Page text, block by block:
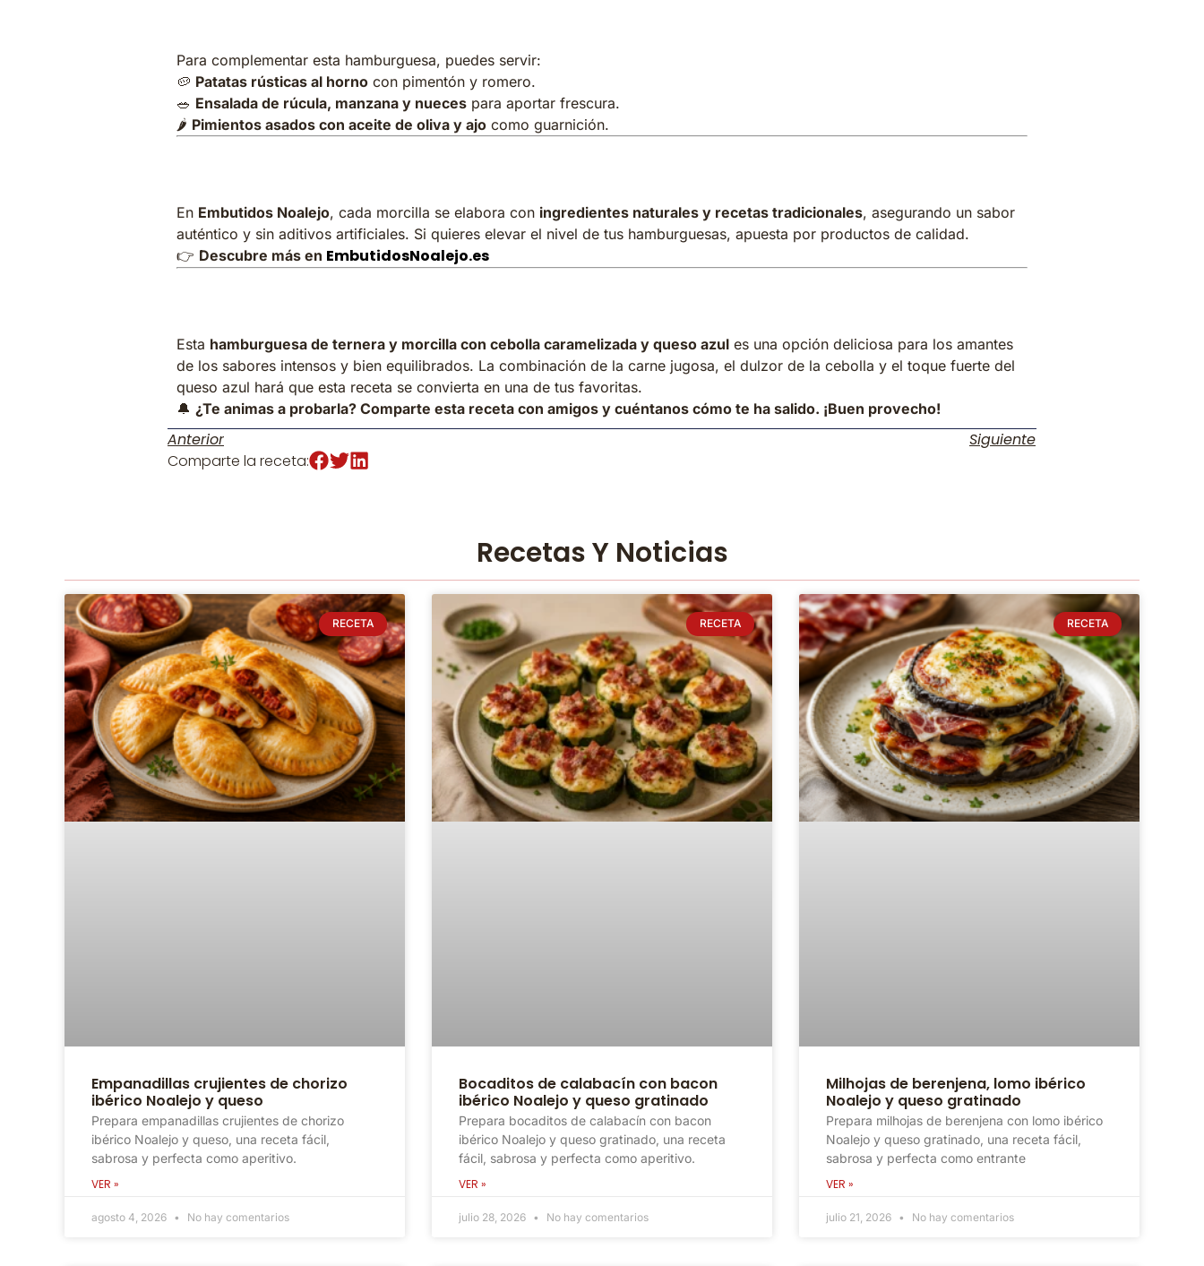
Para complementar esta hamburguesa, puedes servir:
🥔 Patatas rústicas al horno con pimentón y romero.
🥗 Ensalada de rúcula, manzana y nueces para aportar frescura.
🌶 Pimientos asados con aceite de oliva y ajo como guarnición.
En Embutidos Noalejo, cada morcilla se elabora con ingredientes naturales y recetas tradicionales, asegurando un sabor
auténtico y sin aditivos artificiales. Si quieres elevar el nivel de tus hamburguesas, apuesta por productos de calidad.
👉 Descubre más en EmbutidosNoalejo.es
Esta hamburguesa de ternera y morcilla con cebolla caramelizada y queso azul es una opción deliciosa para los amantes
de los sabores intensos y bien equilibrados. La combinación de la carne jugosa, el dulzor de la cebolla y el toque fuerte del
queso azul hará que esta receta se convierta en una de tus favoritas.
🔔 ¿Te animas a probarla? Comparte esta receta con amigos y cuéntanos cómo te ha salido. ¡Buen provecho!
Anterior
Siguiente
Comparte la receta:
Recetas Y Noticias
RECETA
Empanadillas crujientes de chorizo
ibérico Noalejo y queso
Prepara empanadillas crujientes de chorizo
ibérico Noalejo y queso, una receta fácil,
sabrosa y perfecta como aperitivo.
VER »
agosto 4, 2026 No hay comentarios
RECETA
Bocaditos de calabacín con bacon
ibérico Noalejo y queso gratinado
Prepara bocaditos de calabacín con bacon
ibérico Noalejo y queso gratinado, una receta
fácil, sabrosa y perfecta como aperitivo.
VER »
julio 28, 2026 No hay comentarios
RECETA
Milhojas de berenjena, lomo ibérico
Noalejo y queso gratinado
Prepara milhojas de berenjena con lomo ibérico
Noalejo y queso gratinado, una receta fácil,
sabrosa y perfecta como entrante
VER »
julio 21, 2026 No hay comentarios